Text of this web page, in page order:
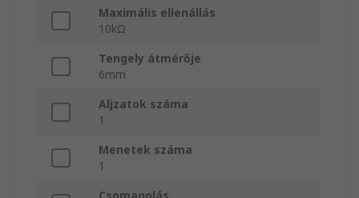
Maximális ellenállás
10kΩ
Tengely átmérője
6mm
Aljzatok száma
1
Menetek száma
1